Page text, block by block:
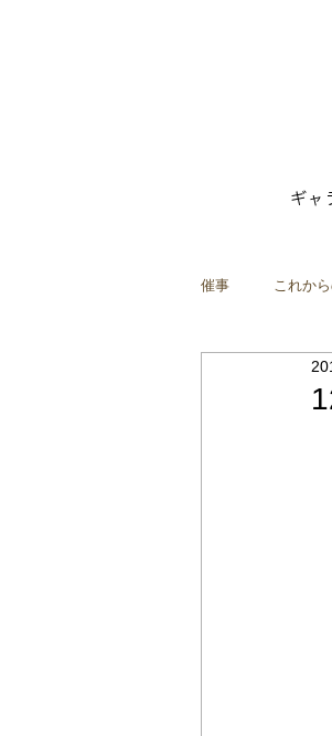
ギャ
催事 これか
ファッション